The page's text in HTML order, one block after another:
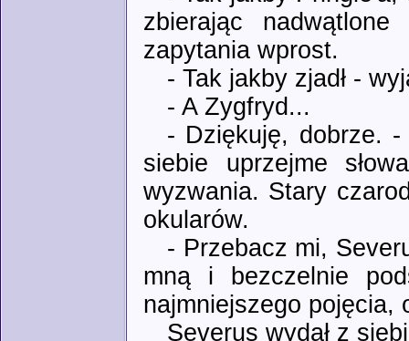
zbierając
zapytania wprost.
- Tak jakby zjadł -
- A Zygfryd...
- Dziękuję, dobrze.
siebie uprzejme
wyzwania. Stary
okularów.
- Przebacz mi,
mną i bezczelnie
najmniejszego pojęcia,
Severus wydał z